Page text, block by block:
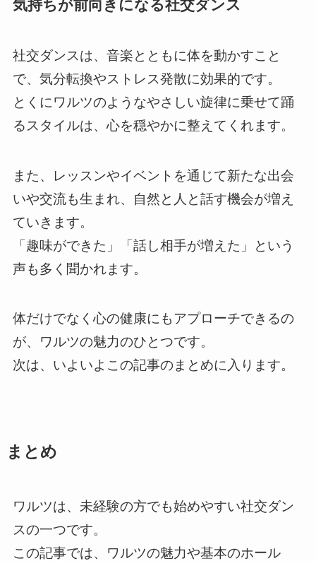
気持ちが前向きになる社交ダンス
社交ダンスは、音楽とともに体を動かすこと
で、気分転換やストレス発散に効果的です。
とくにワルツのようなやさしい旋律に乗せて踊
るスタイルは、心を穏やかに整えてくれます。
また、レッスンやイベントを通じて新たな出会
いや交流も生まれ、自然と人と話す機会が増え
ていきます。
「趣味ができた」「話し相手が増えた」という
声も多く聞かれます。
体だけでなく心の健康にもアプローチできるの
が、ワルツの魅力のひとつです。
次は、いよいよこの記事のまとめに入ります。
まとめ
ワルツは、未経験の方でも始めやすい社交ダン
スの一つです。
この記事では、ワルツの魅力や基本のホール